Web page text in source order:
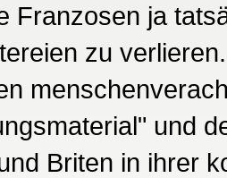
Franzosen ja
zu
und
Briten in ihrer